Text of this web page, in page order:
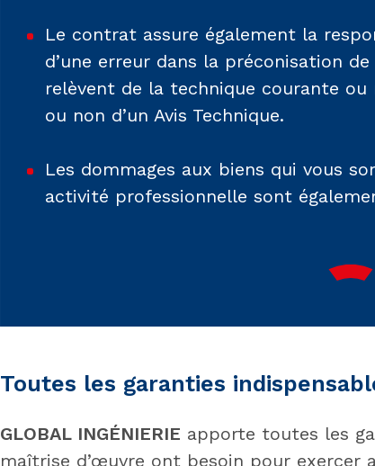
Le contrat assure également la
d’une erreur dans la préconisation
relèvent de la technique courante
ou non d’un Avis Technique.
Les dommages aux biens qui vous
activité professionnelle sont
Toutes les garanties
GLOBAL INGÉNIERIE apporte toutes les
maîtrise d’œuvre ont besoin pour exercer